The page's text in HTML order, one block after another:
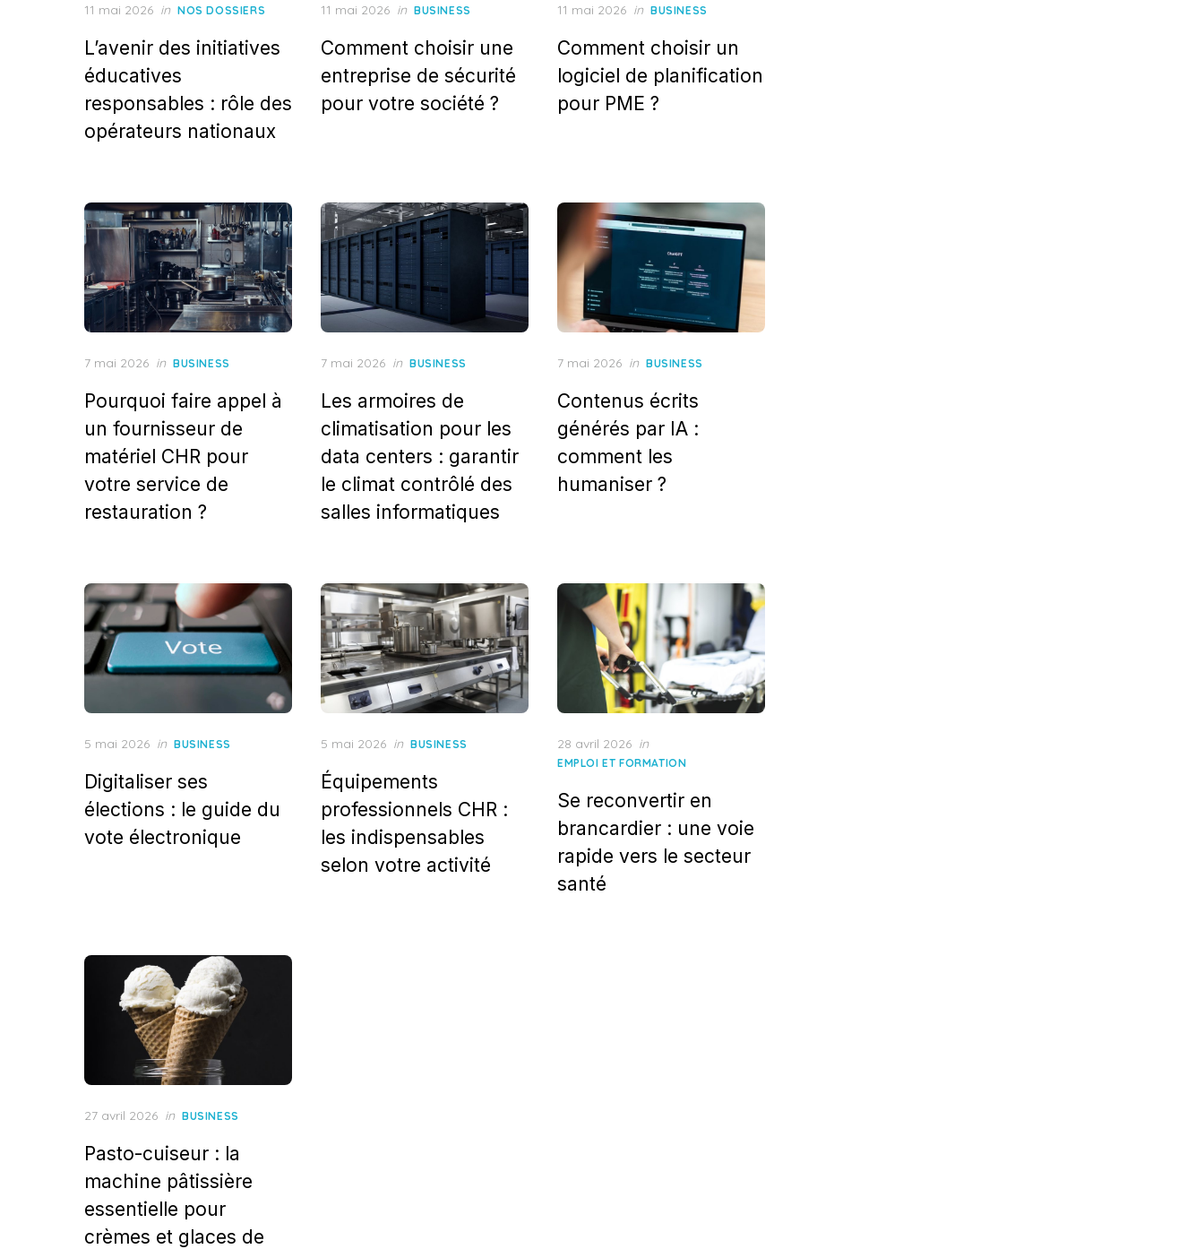
Posted
11 mai 2026 in NOS DOSSIERS
L’avenir des initiatives
éducatives
responsables : rôle des
opérateurs nationaux
Posted
11 mai 2026 in BUSINESS
Comment choisir une
entreprise de sécurité
pour votre société ?
Posted
11 mai 2026 in BUSINESS
Comment choisir un
logiciel de planification
pour PME ?
Posted
7 mai 2026 in BUSINESS
Pourquoi faire appel à
un fournisseur de
matériel CHR pour
votre service de
restauration ?
Posted
7 mai 2026 in BUSINESS
Les armoires de
climatisation pour les
data centers : garantir
le climat contrôlé des
salles informatiques
Posted
7 mai 2026 in BUSINESS
Contenus écrits
générés par IA :
comment les
humaniser ?
Posted
5 mai 2026 in BUSINESS
Digitaliser ses
élections : le guide du
vote électronique
Posted
5 mai 2026 in BUSINESS
Équipements
professionnels CHR :
les indispensables
selon votre activité
Posted
on
28 avril 2026 in
EMPLOI ET FORMATION
Se reconvertir en
brancardier : une voie
rapide vers le secteur
santé
Posted
27 avril 2026 in BUSINESS
Pasto-cuiseur : la
machine pâtissière
essentielle pour
crèmes et glaces de